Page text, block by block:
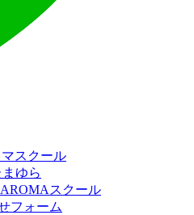
スクール
まゆら
AROMAスクール
フォーム